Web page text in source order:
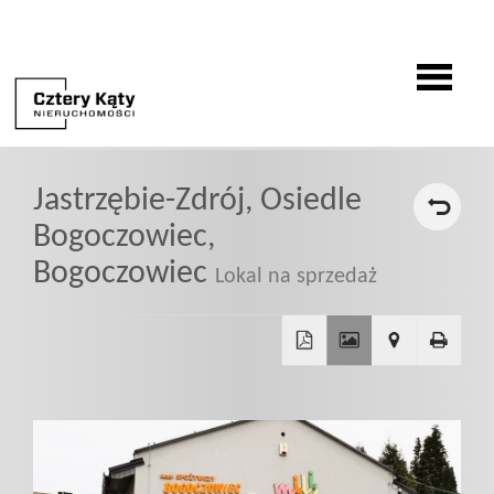
O
firmie
Zgłoś
Jastrzębie-Zdrój, Osiedle
Bogoczowiec,
Bogoczowiec Lokal na sprzedaż
−